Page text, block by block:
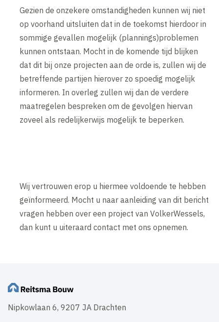
Gezien de onzekere omstandigheden kunnen wij niet
op voorhand uitsluiten dat in de toekomst hierdoor in
sommige gevallen mogelijk (plannings)problemen
kunnen ontstaan. Mocht in de komende tijd blijken
dat dit bij onze projecten aan de orde is, zullen wij de
betreffende partijen hierover zo spoedig mogelijk
informeren. In overleg zullen wij dan de verdere
maatregelen bespreken om de gevolgen hiervan
zoveel als redelijkerwijs mogelijk te beperken.
Wij vertrouwen erop u hiermee voldoende te hebben
geïnformeerd. Mocht u naar aanleiding van dit bericht
vragen hebben over een project van VolkerWessels,
dan kunt u uiteraard contact met ons opnemen.
Nipkowlaan 6, 9207 JA Drachten